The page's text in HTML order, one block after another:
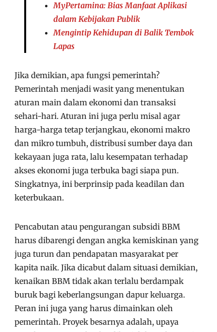
MyPertamina: Bias Manfaat Aplikasi
dalam Kebijakan Publik
Mengintip Kehidupan di Balik Tembok
Lapas
Jika demikian, apa fungsi pemerintah?
Pemerintah menjadi wasit yang menentukan
aturan main dalam ekonomi dan transaksi
sehari-hari. Aturan ini juga perlu misal agar
harga-harga tetap terjangkau, ekonomi makro
dan mikro tumbuh, distribusi sumber daya dan
kekayaan juga rata, lalu kesempatan terhadap
akses ekonomi juga terbuka bagi siapa pun.
Singkatnya, ini berprinsip pada keadilan dan
keterbukaan.
Pencabutan atau pengurangan subsidi BBM
harus dibarengi dengan angka kemiskinan yang
juga turun dan pendapatan masyarakat per
kapita naik. Jika dicabut dalam situasi demikian,
kenaikan BBM tidak akan terlalu berdampak
buruk bagi keberlangsungan dapur keluarga.
Peran ini juga yang harus dimainkan oleh
pemerintah. Proyek besarnya adalah, upaya